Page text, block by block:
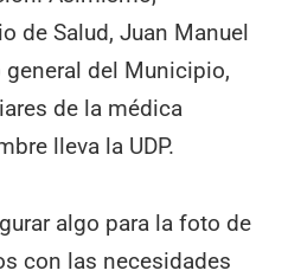
de Salud, Juan Manuel
general del Municipio,
de la médica
lleva la UDP.
algo para la foto de
con las necesidades